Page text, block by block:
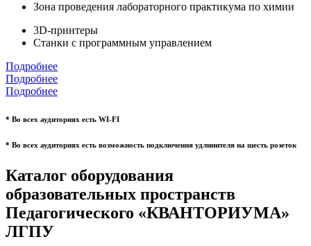
Зона проведения лабораторного практикума по химии
3D-принтеры
Станки с программным управлением
Подробнее
Подробнее
Подробнее
* Во всех аудиториях есть WI-FI
* Во всех аудиториях есть возможность подключения удлинителя на шесть розеток
Каталог оборудования
образовательных пространств
Педагогического «КВАНТОРИУМА»
ЛГПУ